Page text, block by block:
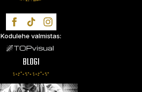
BLOGI
Kodulehe valmistas: